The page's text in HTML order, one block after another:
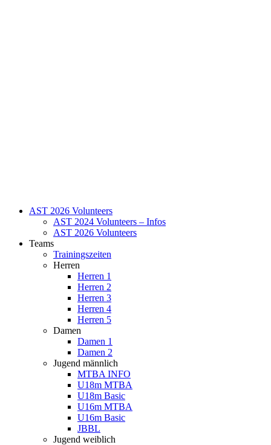
AST 2026 Volunteers
AST 2024 Volunteers – Infos
AST 2026 Volunteers
Teams
Trainingszeiten
Herren
Herren 1
Herren 2
Herren 3
Herren 4
Herren 5
Damen
Damen 1
Damen 2
Jugend männlich
MTBA INFO
U18m MTBA
U18m Basic
U16m MTBA
U16m Basic
JBBL
Jugend weiblich